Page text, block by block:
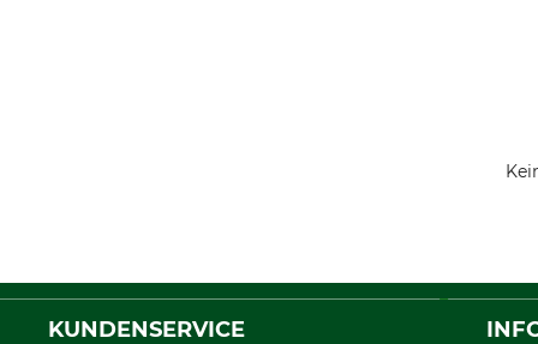
KUNDENSERVICE